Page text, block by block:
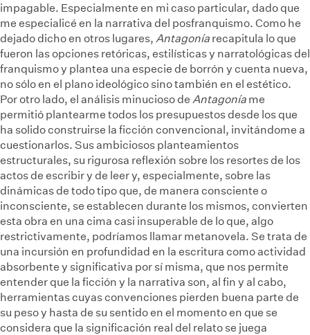
impagable. Especialmente en mi caso particular, dado que
me especialicé en la narrativa del posfranquismo. Como he
dejado dicho en otros lugares, Antagonía recapitula lo que
fueron las opciones retóricas, estilísticas y narratológicas del
franquismo y plantea una especie de borrón y cuenta nueva,
no sólo en el plano ideológico sino también en el estético.
Por otro lado, el análisis minucioso de Antagonía me
permitió plantearme todos los presupuestos desde los que
ha solido construirse la ficción convencional, invitándome a
cuestionarlos. Sus ambiciosos planteamientos
estructurales, su rigurosa reflexión sobre los resortes de los
actos de escribir y de leer y, especialmente, sobre las
dinámicas de todo tipo que, de manera consciente o
inconsciente, se establecen durante los mismos, convierten
esta obra en una cima casi insuperable de lo que, algo
restrictivamente, podríamos llamar metanovela. Se trata de
una incursión en profundidad en la escritura como actividad
absorbente y significativa por sí misma, que nos permite
entender que la ficción y la narrativa son, al fin y al cabo,
herramientas cuyas convenciones pierden buena parte de
su peso y hasta de su sentido en el momento en que se
considera que la significación real del relato se juega